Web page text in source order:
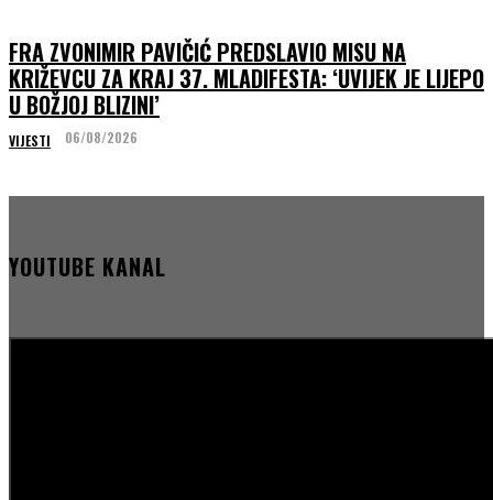
FRA ZVONIMIR PAVIČIĆ PREDSLAVIO MISU NA
KRIŽEVCU ZA KRAJ 37. MLADIFESTA: ‘UVIJEK JE LIJEPO
U BOŽJOJ BLIZINI’
VIJESTI 06/08/2026
YOUTUBE KANAL